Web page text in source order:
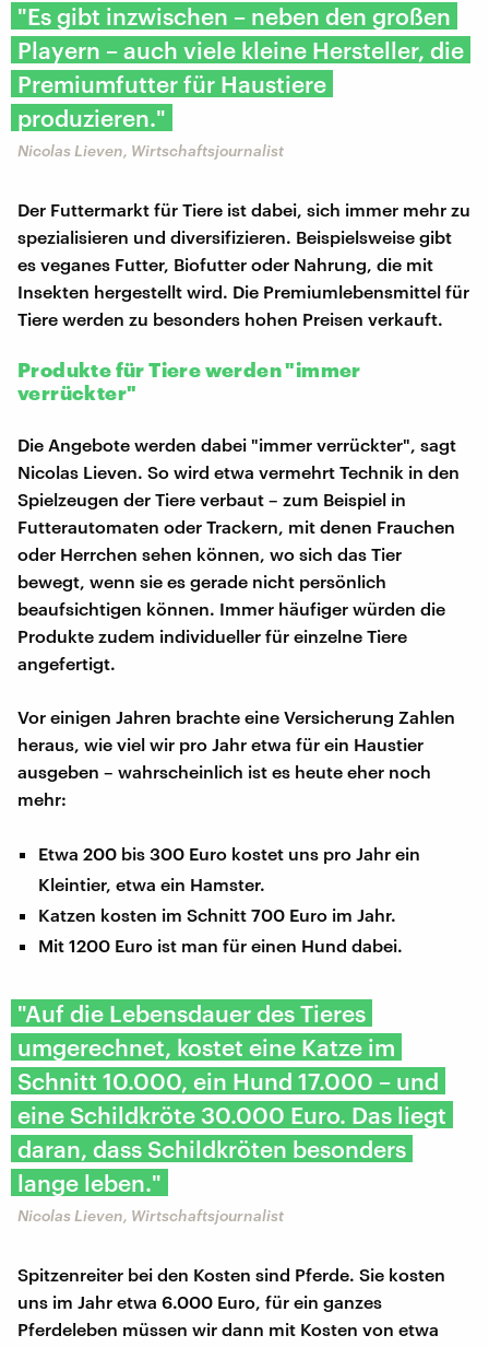
"Es gibt inzwischen – neben den großen
Playern – auch viele kleine Hersteller, die
Premiumfutter für Haustiere
produzieren."
Nicolas Lieven, Wirtschaftsjournalist
Der Futtermarkt für Tiere ist dabei, sich immer mehr zu
spezialisieren und diversifizieren. Beispielsweise gibt
es veganes Futter, Biofutter oder Nahrung, die mit
Insekten hergestellt wird. Die Premiumlebensmittel für
Tiere werden zu besonders hohen Preisen verkauft.
Produkte für Tiere werden "immer
verrückter"
Die Angebote werden dabei "immer verrückter", sagt
Nicolas Lieven. So wird etwa vermehrt Technik in den
Spielzeugen der Tiere verbaut – zum Beispiel in
Futterautomaten oder Trackern, mit denen Frauchen
oder Herrchen sehen können, wo sich das Tier
bewegt, wenn sie es gerade nicht persönlich
beaufsichtigen können. Immer häufiger würden die
Produkte zudem individueller für einzelne Tiere
angefertigt.
Vor einigen Jahren brachte eine Versicherung Zahlen
heraus, wie viel wir pro Jahr etwa für ein Haustier
ausgeben – wahrscheinlich ist es heute eher noch
mehr:
Etwa 200 bis 300 Euro kostet uns pro Jahr ein
Kleintier, etwa ein Hamster.
Katzen kosten im Schnitt 700 Euro im Jahr.
Mit 1200 Euro ist man für einen Hund dabei.
"Auf die Lebensdauer des Tieres
umgerechnet, kostet eine Katze im
Schnitt 10.000, ein Hund 17.000 – und
eine Schildkröte 30.000 Euro. Das liegt
daran, dass Schildkröten besonders
lange leben."
Nicolas Lieven, Wirtschaftsjournalist
Spitzenreiter bei den Kosten sind Pferde. Sie kosten
uns im Jahr etwa 6.000 Euro, für ein ganzes
Pferdeleben müssen wir dann mit Kosten von etwa